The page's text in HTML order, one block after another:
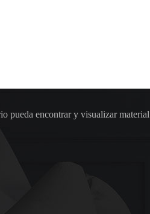
pueda encontrar y visualizar